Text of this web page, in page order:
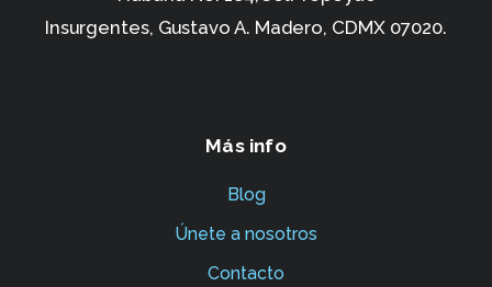
Insurgentes, Gustavo A. Madero, CDMX 07020.
Más info
Blog
Únete a nosotros
Contacto